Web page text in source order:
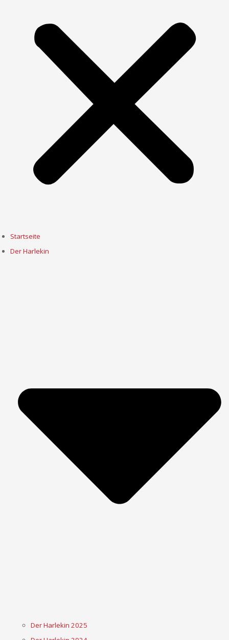
Startseite
Der Harlekin
Der Harlekin 2025